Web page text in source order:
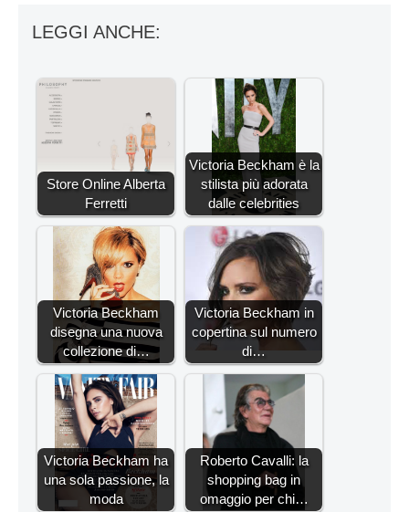
LEGGI ANCHE:
Store Online Alberta
Ferretti
Victoria Beckham è la
stilista più adorata
dalle celebrities
Victoria Beckham
disegna una nuova
collezione di…
Victoria Beckham in
copertina sul numero
di…
Victoria Beckham ha
una sola passione, la
moda
Roberto Cavalli: la
shopping bag in
omaggio per chi…